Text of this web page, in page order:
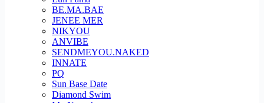
BE.MA.BAE
JENEE MER
NIKYOU
ANVIBE
SENDMEYOU.NAKED
INNATE
PQ
Sun Base Date
Diamond Swim